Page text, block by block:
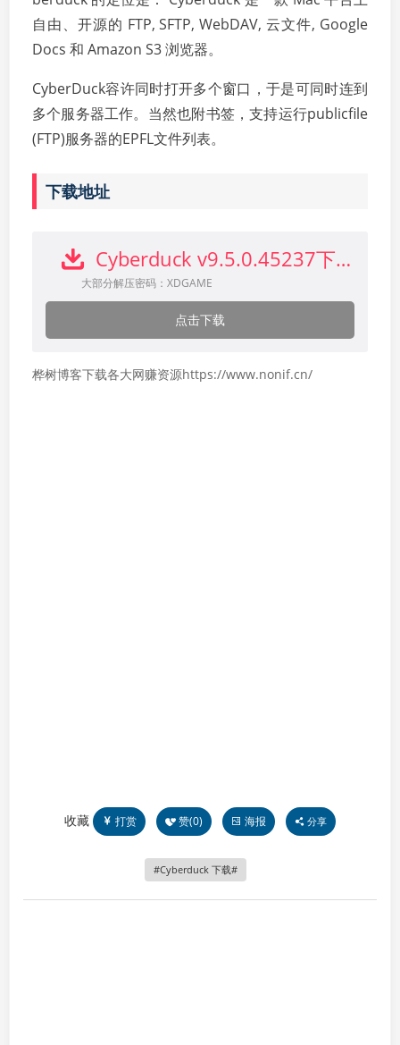
自由、开源的 FTP, SFTP, WebDAV, 云文件, Google
Docs 和 Amazon S3 浏览器。
CyberDuck容许同时打开多个窗口，于是可同时连到
多个服务器工作。当然也附书签，支持运行publicfile
(FTP)服务器的EPFL文件列表。
下载地址
Cyberduck v9.5.0.45237下载
大部分解压密码：XDGAME
点击下载
桦树博客下载各大网赚资源https://www.nonif.cn/
收藏 打赏 赞(0) 海报 分享
Cyberduck 下载